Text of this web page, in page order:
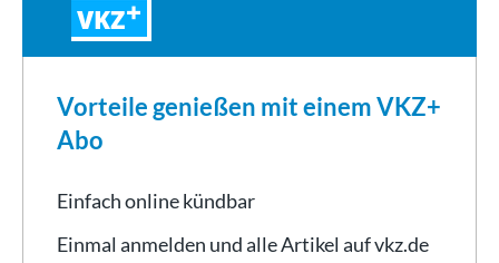
VKZ
Vorteile genießen mit einem VKZ+
Abo
Einfach online kündbar
Einmal anmelden und alle Artikel auf vkz.de